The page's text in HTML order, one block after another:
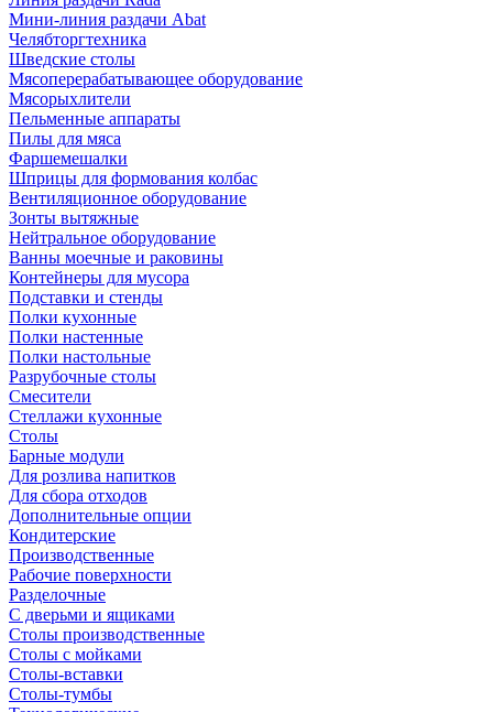
Мини-линия раздачи Abat
Челябторгтехника
Шведские столы
Мясоперерабатывающее оборудование
Мясорыхлители
Пельменные аппараты
Пилы для мяса
Фаршемешалки
Шприцы для формования колбас
Вентиляционное оборудование
Зонты вытяжные
Нейтральное оборудование
Ванны моечные и раковины
Контейнеры для мусора
Подставки и стенды
Полки кухонные
Полки настенные
Полки настольные
Разрубочные столы
Смесители
Стеллажи кухонные
Столы
Барные модули
Для розлива напитков
Для сбора отходов
Дополнительные опции
Кондитерские
Производственные
Рабочие поверхности
Разделочные
С дверьми и ящиками
Столы производственные
Столы с мойками
Столы-вставки
Столы-тумбы